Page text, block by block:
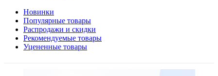
Новинки
Популярные товары
Распродажи и скидки
Рекомендуемые товары
Уцененные товары